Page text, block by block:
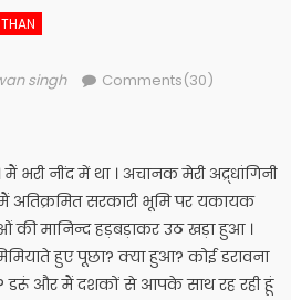
singh Comments(30)
भरी नींद में था । अचानक मेरी अद्र्धांगिनी
अतिक्रमित सरकारी भूमि पर यकायक
की मानिन्द हड़बड़ाकर उठ खड़ा हुआ ।
हुए पूछा? क्या हुआ? कोई डरावना
डरूं और मैं दशकों से आपके साथ रह रही हूं